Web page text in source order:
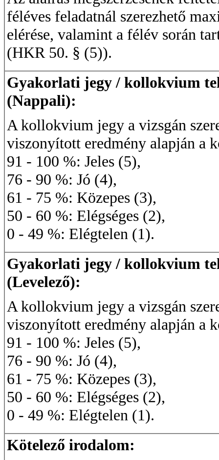
féléves feladatnál szerezhető
elérése, valamint a félév során
(HKR 50. § (5)).
Gyakorlati jegy / kollokvium
(Nappali):
A kollokvium jegy a vizsgán
viszonyított eredmény alapján a
91 - 100 %: Jeles (5),
76 - 90 %: Jó (4),
61 - 75 %: Közepes (3),
50 - 60 %: Elégséges (2),
0 - 49 %: Elégtelen (1).
Gyakorlati jegy / kollokvium
(Levelező):
A kollokvium jegy a vizsgán
viszonyított eredmény alapján a
91 - 100 %: Jeles (5),
76 - 90 %: Jó (4),
61 - 75 %: Közepes (3),
50 - 60 %: Elégséges (2),
0 - 49 %: Elégtelen (1).
Kötelező irodalom: